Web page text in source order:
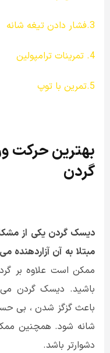
3.فشار دادن تیغه شانه
4. تمرینات ترامپولین
5.تمرین با توپ
بهترین حرکت
گردن
دیسک گردن یکی از
مبتلا به آن آزاردهنده
ممکن است علاوه بر
باشید. دیسک گردن می
باعث گزگز شدن ، بی
شانه شود. همچنین
دشوارتر باشد.